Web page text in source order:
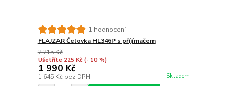
1 hodnocení
FLAJZAR Čelovka HL346P s příjímačem
2 215 Kč
Ušetříte 225 Kč (- 10 %)
1 990 Kč
1 645 Kč bez DPH Skladem